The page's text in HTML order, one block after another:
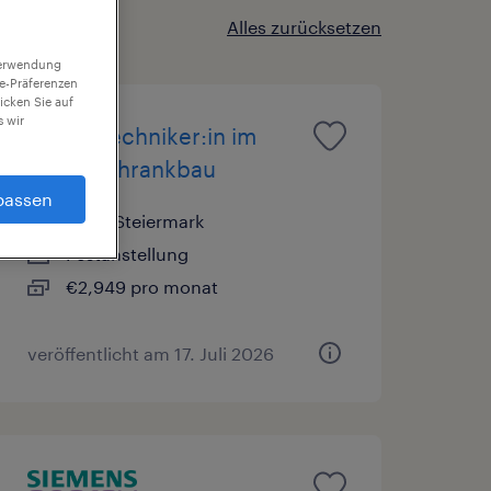
Alles zurücksetzen
Elektrotechniker:in im
Schaltschrankbau
Graz, Steiermark
Festanstellung
€2,949 pro monat
veröffentlicht am 17. Juli 2026
Präferenzen
Sie auf
wir